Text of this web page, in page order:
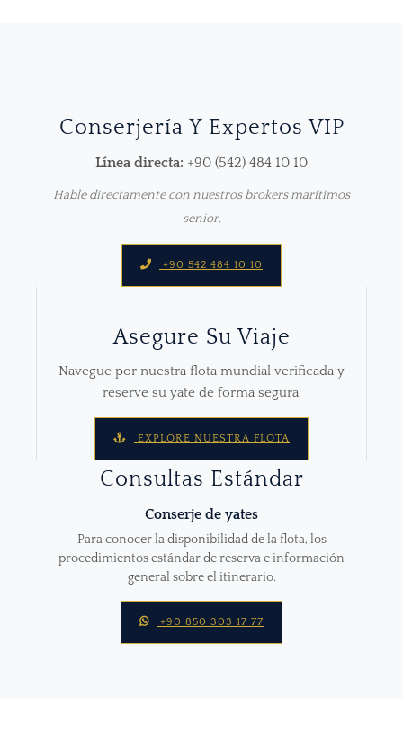
Conserjería Y Expertos VIP
Línea directa: +90 (542) 484 10 10
Hable directamente con nuestros brokers marítimos
senior.
+90 542 484 10 10
Asegure Su Viaje
Navegue por nuestra flota mundial verificada y
reserve su yate de forma segura.
EXPLORE NUESTRA FLOTA
Consultas Estándar
Conserje de yates
Para conocer la disponibilidad de la flota, los
procedimientos estándar de reserva e información
general sobre el itinerario.
+90 850 303 17 77